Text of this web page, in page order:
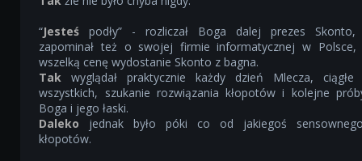
“Jesteś podły” - rozliczał Boga dalej prezes
zapominał też o swojej firmie informatycznej w Polsce,
wszelką cenę wydostanie Skonto z bagna.
Tak wyglądał praktycznie każdy dzień Mlecza,
wszystkich, szukanie rozwiązania kłopotów i kolejne
Boga i jego łaski.
Daleko jednak było póki co od jakiegoś
kłopotów.